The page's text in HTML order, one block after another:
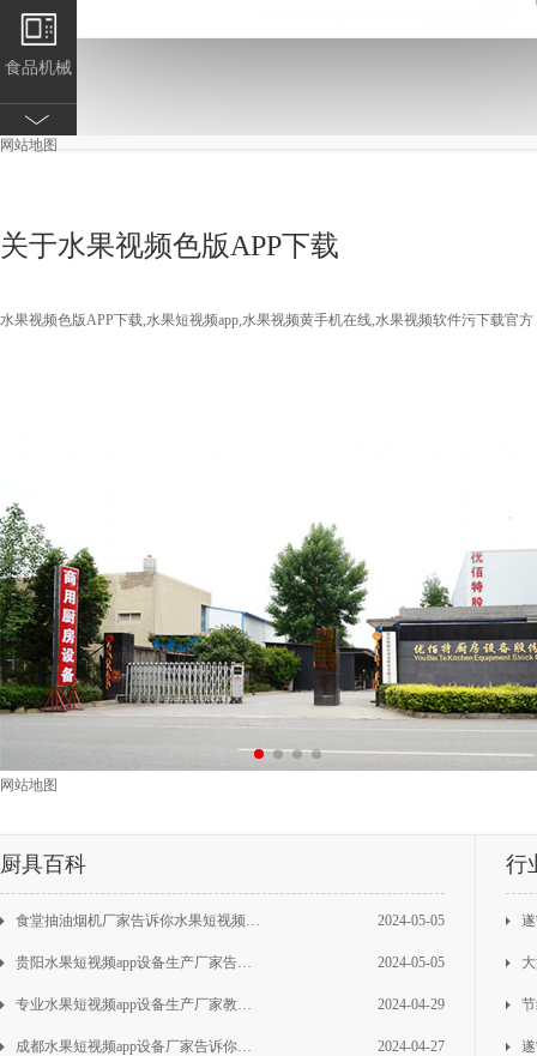
食品机械
频app用车
水果短视
频app桌椅
网站地图
关于水果视频色版APP下载
水果视频色版APP下载,水果短视频app,水果视频黄手机在线,水果视频软件污下载官方
网站地图
厨具百科
食堂抽油烟机厂家告诉你水果短视频app排烟工程需要注意的问题 2024-05-05
贵阳水果短视频app设备生产厂家告诉你商用水果短视频app各功能区域面积占比是多少 2024-05-05
专业水果短视频app设备生产厂家教你检查定期商用洗碗机 2024-04-29
成都水果短视频app设备厂家告诉你餐厅店使用无烟管一体净化油烟机划算吗，值得购买吗 2024-04-27
行
遂
大
节
遂